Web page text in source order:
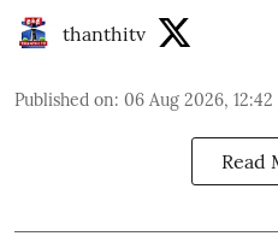
thanthitv
Published on: 06 Aug 2026, 12:42
Read